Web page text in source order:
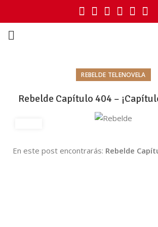
REBELDE TELENOVELA
Rebelde Capítulo 404 –
En este post encontrarás: Rebelde